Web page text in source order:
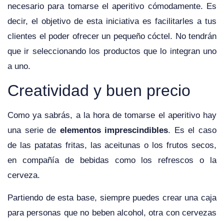
necesario para tomarse el aperitivo cómodamente. Es
decir, el objetivo de esta iniciativa es facilitarles a tus
clientes el poder ofrecer un pequeño cóctel. No tendrán
que ir seleccionando los productos que lo integran uno
a uno.
Creatividad y buen precio
Como ya sabrás, a la hora de tomarse el aperitivo hay
una serie de elementos imprescindibles. Es el caso
de las patatas fritas, las aceitunas o los frutos secos,
en compañía de bebidas como los refrescos o la
cerveza.
Partiendo de esta base, siempre puedes crear una caja
para personas que no beben alcohol, otra con cervezas